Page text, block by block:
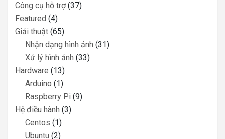
Công cụ hỗ trợ(37)
Featured (4)
Giải thuật (65)
Nhận dạng hình ảnh (31)
Xử lý hình ảnh (33)
Hardware (13)
Arduino (1)
Raspberry Pi (9)
Hệ điều hành (3)
Centos (1)
Ubuntu (2)